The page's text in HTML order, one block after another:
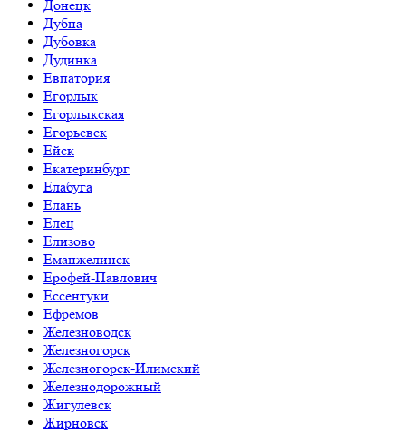
Донецк
Дубна
Дубовка
Дудинка
Евпатория
Егорлык
Егорлыкская
Егорьевск
Ейск
Екатеринбург
Елабуга
Елань
Елец
Елизово
Еманжелинск
Ерофей-Павлович
Ессентуки
Ефремов
Железноводск
Железногорск
Железногорск-Илимский
Железнодорожный
Жигулевск
Жирновск